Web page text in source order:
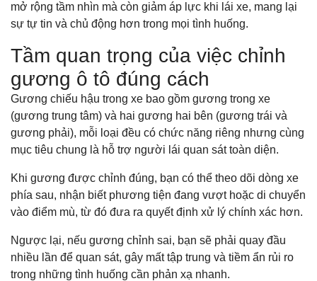
mở rộng tầm nhìn mà còn giảm áp lực khi lái xe, mang lại
sự tự tin và chủ động hơn trong mọi tình huống.
Tầm quan trọng của việc chỉnh
gương ô tô đúng cách
Gương chiếu hậu trong xe bao gồm gương trong xe
(gương trung tâm) và hai gương hai bên (gương trái và
gương phải), mỗi loại đều có chức năng riêng nhưng cùng
mục tiêu chung là hỗ trợ người lái quan sát toàn diện.
Khi gương được chỉnh đúng, bạn có thể theo dõi dòng xe
phía sau, nhận biết phương tiện đang vượt hoặc di chuyển
vào điểm mù, từ đó đưa ra quyết định xử lý chính xác hơn.
Ngược lại, nếu gương chỉnh sai, bạn sẽ phải quay đầu
nhiều lần để quan sát, gây mất tập trung và tiềm ẩn rủi ro
trong những tình huống cần phản xạ nhanh.